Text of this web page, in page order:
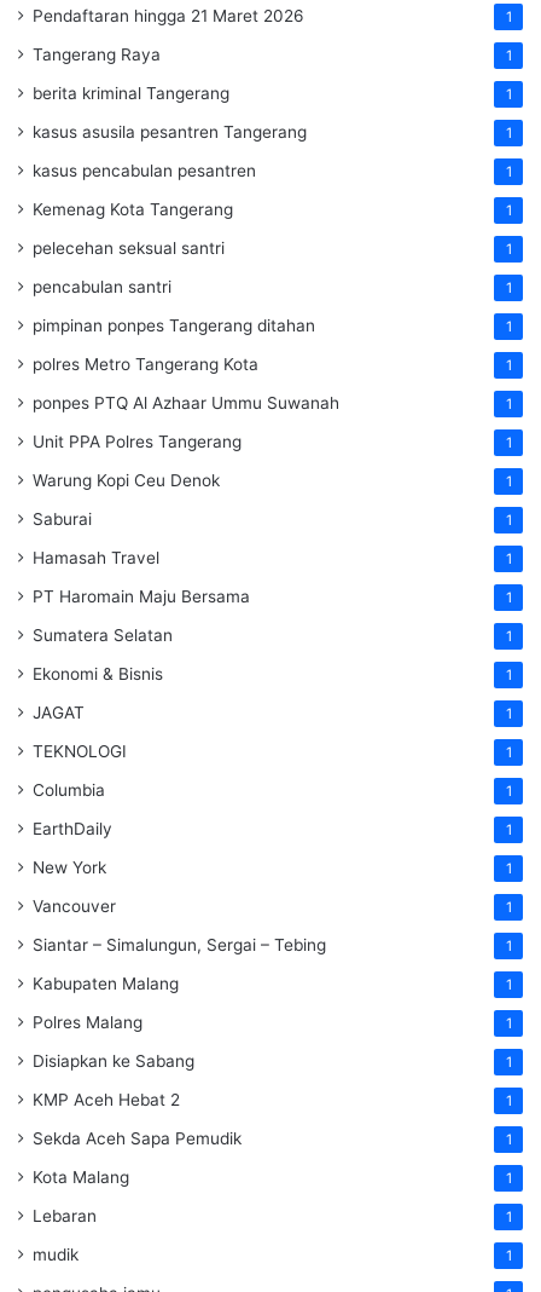
Pendaftaran hingga 21 Maret 2026 1
Tangerang Raya 1
berita kriminal Tangerang 1
kasus asusila pesantren Tangerang 1
kasus pencabulan pesantren 1
Kemenag Kota Tangerang 1
pelecehan seksual santri 1
pencabulan santri 1
pimpinan ponpes Tangerang ditahan 1
polres Metro Tangerang Kota 1
ponpes PTQ Al Azhaar Ummu Suwanah 1
Unit PPA Polres Tangerang 1
Warung Kopi Ceu Denok 1
Saburai 1
Hamasah Travel 1
PT Haromain Maju Bersama 1
Sumatera Selatan 1
Ekonomi & Bisnis 1
JAGAT 1
TEKNOLOGI 1
Columbia 1
EarthDaily 1
New York 1
Vancouver 1
Siantar – Simalungun, Sergai – Tebing 1
Kabupaten Malang 1
Polres Malang 1
Disiapkan ke Sabang 1
KMP Aceh Hebat 2 1
Sekda Aceh Sapa Pemudik 1
Kota Malang 1
Lebaran 1
mudik 1